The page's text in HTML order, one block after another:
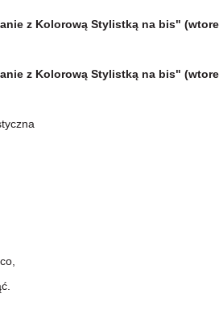
z Kolorową Stylistką na bis"
z Kolorową Stylistką na bis"